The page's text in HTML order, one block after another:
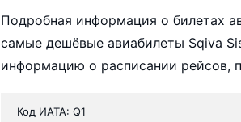
Подробная информация о билетах
самые дешёвые авиабилеты Sqiva
информацию о расписании рейсов,
Код ИАТА: Q1